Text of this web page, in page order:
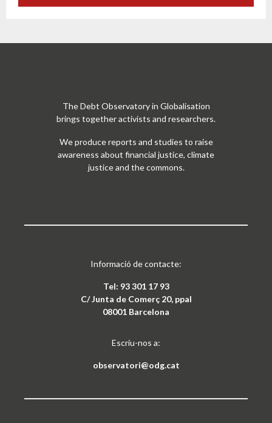
The Debt Observatory in Globalisation
brings together activists and researchers.
We produce reports and studies to raise
awareness about financial justice, climate
justice and the commons.
Informació de contacte:
Tel: 93 301 17 93
C/ Junta de Comerç 20, ppal
08001 Barcelona
Escriu-nos a:
observatori@odg.cat